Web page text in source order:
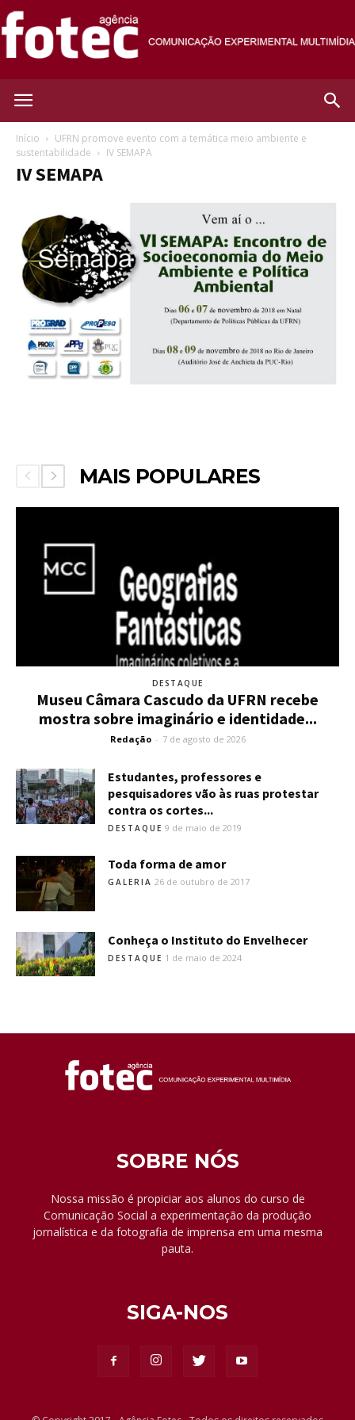
Início
UFRN promove evento com a temática meio ambiente e
sustentabilidade
IV SEMAPA
IV SEMAPA
MAIS POPULARES
DESTAQUE
Museu Câmara Cascudo da UFRN recebe
mostra sobre imaginário e identidade...
Redação - 7 de agosto de 2026
Estudantes, professores e
pesquisadores vão às ruas protestar
contra os cortes...
DESTAQUE 9 de maio de 2019
Toda forma de amor
GALERIA 26 de outubro de 2017
Conheça o Instituto do Envelhecer
DESTAQUE 1 de maio de 2024
SOBRE NÓS
Nossa missão é propiciar aos alunos do curso de
Comunicação Social a experimentação da produção
jornalística e da fotografia de imprensa em uma mesma
pauta.
SIGA-NOS